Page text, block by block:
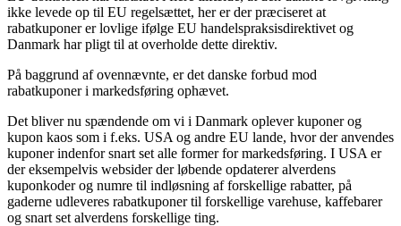
ikke levede op til EU regelsættet, her er der præciseret at
rabatkuponer er lovlige ifølge EU handelspraksisdirektivet og
Danmark har pligt til at overholde dette direktiv.
På baggrund af ovennævnte, er det danske forbud mod
rabatkuponer i markedsføring ophævet.
Det bliver nu spændende om vi i Danmark oplever kuponer og
kupon kaos som i f.eks. USA og andre EU lande, hvor der anvendes
kuponer indenfor snart set alle former for markedsføring. I USA er
der eksempelvis websider der løbende opdaterer alverdens
kuponkoder og numre til indløsning af forskellige rabatter, på
gaderne udleveres rabatkuponer til forskellige varehuse, kaffebarer
og snart set alverdens forskellige ting.